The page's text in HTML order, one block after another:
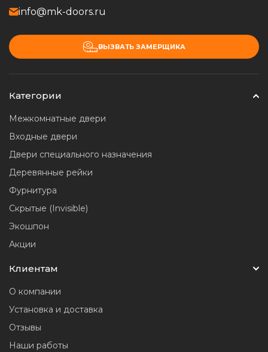
info@mk-doors.ru
ВЫЗВАТЬ ЗАМЕРЩИКА
Категории
Межкомнатные двери
Входные двери
Двери специального назначения
Деревянные рейки
Фурнитура
Скрытые (Invisible)
Экошпон
Акции
Клиентам
О компании
Установка и доставка
Отзывы
Наши работы